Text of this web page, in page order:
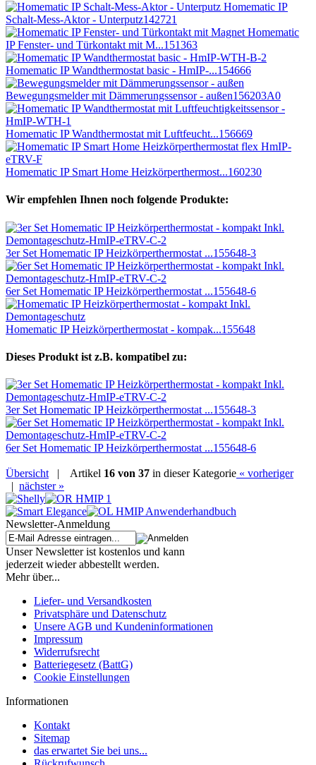
Homematic IP
Schalt-Mess-Aktor - Unterputz142721
Homematic
IP Fenster- und Türkontakt mit M...151363
Homematic IP Wandthermostat basic - HmIP-...154666
Bewegungsmelder mit Dämmerungssensor - außen156203A0
Homematic IP Wandthermostat mit Luftfeucht...156669
Homematic IP Smart Home Heizkörperthermost...160230
Wir empfehlen Ihnen noch folgende Produkte:
3er Set Homematic IP Heizkörperthermostat ...155648-3
6er Set Homematic IP Heizkörperthermostat ...155648-6
Homematic IP Heizkörperthermostat - kompak...155648
Dieses Produkt ist z.B. kompatibel zu:
3er Set Homematic IP Heizkörperthermostat ...155648-3
6er Set Homematic IP Heizkörperthermostat ...155648-6
Übersicht | Artikel 16 von 37 in dieser Kategorie « vorheriger
| nächster »
Newsletter-Anmeldung
Unser Newsletter ist kostenlos und kann
jederzeit wieder abbestellt werden.
Mehr über...
Liefer- und Versandkosten
Privatsphäre und Datenschutz
Unsere AGB und Kundeninformationen
Impressum
Widerrufsrecht
Batteriegesetz (BattG)
Cookie Einstellungen
Informationen
Kontakt
Sitemap
das erwartet Sie bei uns...